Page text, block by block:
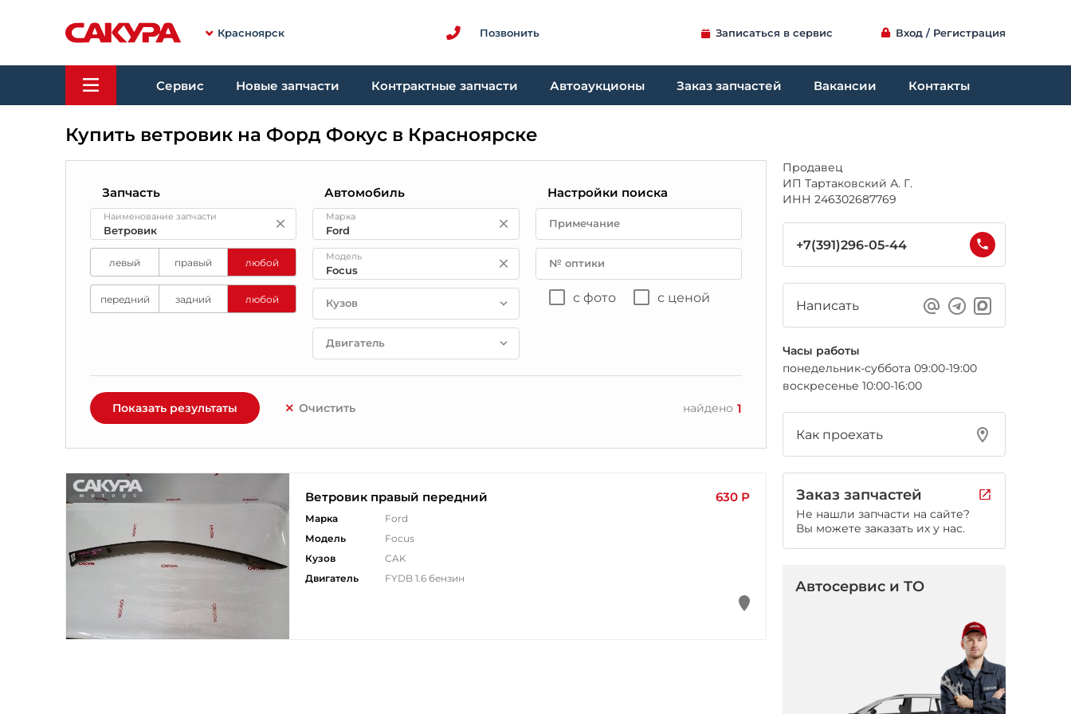
Красноярск Позвонить Записаться в сервис Вход / Регистрация
Сервис Новые запчасти Контрактные запчасти Автоаукционы Заказ запчастей Вакансии Контакты
Купить ветровик на Форд Фокус в Красноярске
Запчасть
Наименование запчасти
левый правый любой
передний задний любой
Автомобиль
Марка
Модель
Кузов
Двигатель
Настройки поиска
Примечание
№ оптики
с фото с ценой
Показать результаты Очистить найдено 1
Ветровик правый передний 630 Р
Марка
Ford
Модель
Focus
Кузов
CAK
Двигатель
FYDB 1.6 бензин
Продавец
ИП Тартаковский А. Г.
ИНН 246302687769
+7(391)296-05-44
Написать
Часы работы
понедельник-суббота 09:00-19:00
воскресенье 10:00-16:00
Как проехать
Заказ запчастей
Не нашли запчасти на сайте?
Вы можете заказать их у нас.
Автосервис и ТО